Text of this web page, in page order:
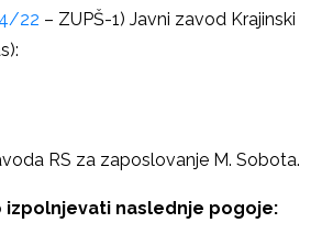
22 – ZUPŠ-1) Javni zavod Krajinski
RS za zaposlovanje M. Sobota.
izpolnjevati naslednje pogoje: